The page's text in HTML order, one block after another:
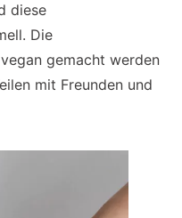
diese
Die
gemacht werden
mit Freunden und